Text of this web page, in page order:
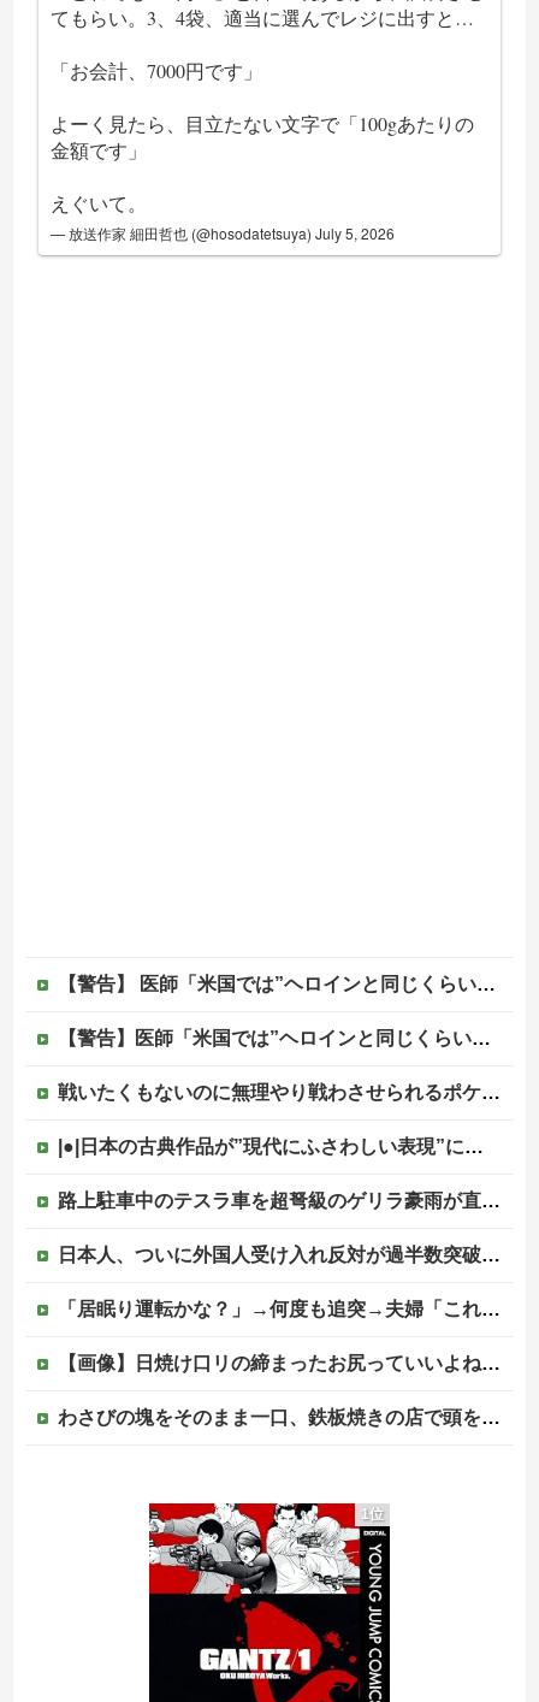
てもらい。3、4袋、適当に選んでレジに出すと…
「お会計、7000円です」
よーく見たら、目立たない文字で「100gあたりの
金額です」
えぐいて。
— 放送作家 細田哲也 (@hosodatetsuya)July 5, 2026
【警告】 医師「米国では”ヘロインと同じくらいヤバい薬”が日本では平気で処方されてる」
【警告】医師「米国では”ヘロインと同じくらいヤバい薬”が日本では平気で処方されてる」
戦いたくもないのに無理やり戦わさせられるポケモンが可哀想
|●|日本の古典作品が”現代にふさわしい表現”に強制変更される事態が進行中、今の価値観に照らせば……
路上駐車中のテスラ車を超弩級のゲリラ豪雨が直撃、水が溢れてどんどん浸かっていくのを……
日本人、ついに外国人受け入れ反対が過半数突破ｗｗｗ他
「居眠り運転かな？」→何度も追突→夫婦「これは事故じゃない」と気付く…
【画像】日焼け口リの締まったお尻っていいよね！ｗｗｗｗｗ
わさびの塊をそのまま一口、鉄板焼きの店で頭を抱えた男「もう時間の匂いまで嗅ぎ分けられるだろ」【海外の反応】
ジャンポケ斎藤と代理人のやりとり、「地獄すぎて完全にコントになってる……」と衝撃を受ける人が続出中
【なぜ？】中国企業に取得されたマンション、日本人が出ていきネパール人で埋まる
「居眠り運転かな？」→何度も追突→夫婦「これは事故じゃない」と気付く…
1位